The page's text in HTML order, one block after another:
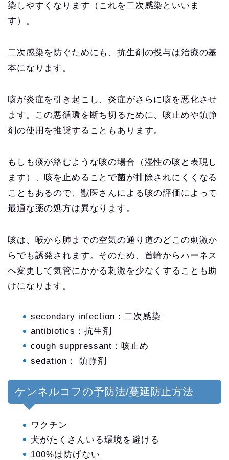
染しやすくなります（これを二次感染といいま
す）。
二次感染を防ぐためにも、抗生剤の投与は治療の基
本になります。
咳が炎症を引き起こし、炎症がさらに咳を悪化させ
ます。この悪循環を断ち切るために、咳止めや鎮静
剤の使用を推奨することもあります。
もしも痰が絡むような咳の場合（湿性の咳と表現し
ます）、咳を止めることで菌が排除されにくくなる
こともあるので、獣医さんによる咳の評価によって
最適な薬の処方は異なります。
咳は、喉から肺までの空気の通り道のどこの刺激か
らでも誘発されます。そのため、首輪からハーネス
へ変更して気管にかかる刺激を少なくすることも助
けになります。
secondary infection：二次感染
antibiotics：抗生剤
cough suppressant：咳止め
sedation： 鎮静剤
ケンネルコフの予防法/蔓延防止方法
ワクチン
犬がたくさんいる環境を避ける
100%は防げない